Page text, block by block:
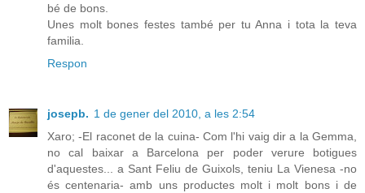
bé de bons.
Unes molt bones festes també per tu Anna i tota la teva
familia.
Respon
josepb. 1 de gener del 2010, a les 2:54
Xaro; -El raconet de la cuina- Com l'hi vaig dir a la Gemma,
no cal baixar a Barcelona per poder verure botigues
d'aquestes... a Sant Feliu de Guixols, teniu La Vienesa -no
és centenaria- amb uns productes molt i molt bons i de